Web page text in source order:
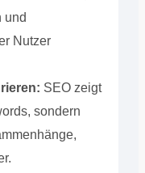
und
Nutzer
SEO zeigt
sondern